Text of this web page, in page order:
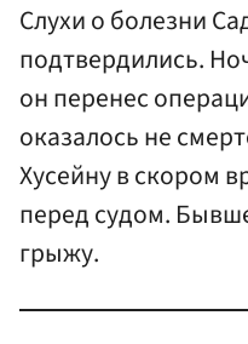
Слухи о болезни
подтвердились.
он перенес
оказалось не
Хусейну в скором
перед судом.
грыжу.